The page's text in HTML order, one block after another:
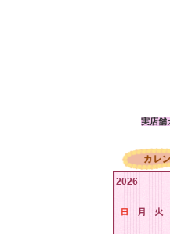
実店舗